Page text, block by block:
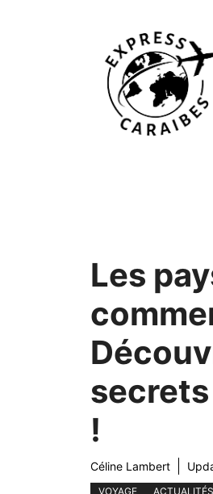
Les
!
Céline Lambert
VOYAGE